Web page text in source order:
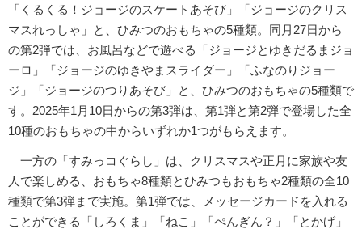
「くるくる！ジョージのスケートあそび」「ジョージのクリス
マスれっしゃ」と、ひみつのおもちゃの5種類。同月27日から
の第2弾では、お風呂などで遊べる「ジョージとゆきだるまジョ
ーロ」「ジョージのゆきやまスライダー」「ふなのりジョー
ジ」「ジョージのつりあそび」と、ひみつのおもちゃの5種類で
す。2025年1月10日からの第3弾は、第1弾と第2弾で登場した全
10種のおもちゃの中からいずれか1つがもらえます。
一方の「すみっコぐらし」は、クリスマスや正月に家族や友
人で楽しめる、おもちゃ8種類とひみつもおもちゃ2種類の全10
種類で第3弾まで実施。第1弾では、メッセージカードを入れる
ことができる「しろくま」「ねこ」「ぺんぎん？」「とかげ」